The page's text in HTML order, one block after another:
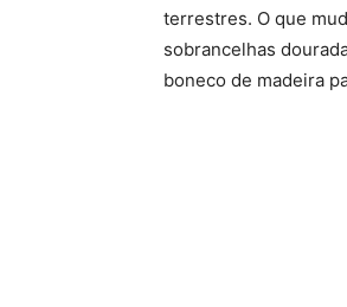
terrestres. O que
sobrancelhas
boneco de madeira